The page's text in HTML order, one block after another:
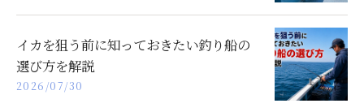
イカを狙う前に知っておきたい釣り船の
選び方を解説
2026/07/30